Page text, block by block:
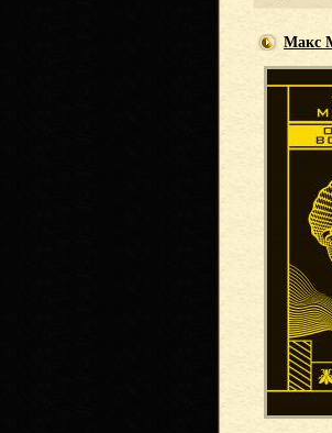
Макс